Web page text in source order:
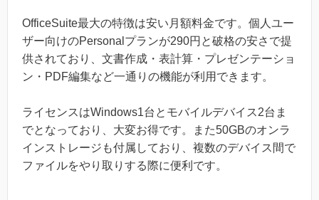
OfficeSuite最大の特徴は安い月額料金です。個人ユー
ザー向けのPersonalプランが290円と破格の安さで提
供されており、文書作成・表計算・プレゼンテーショ
ン・PDF編集など一通りの機能が利用できます。
ライセンスはWindows1台とモバイルデバイス2台ま
でとなっており、大変お得です。また50GBのオンラ
インストレージも付属しており、複数のデバイス間で
ファイルをやり取りする際に便利です。